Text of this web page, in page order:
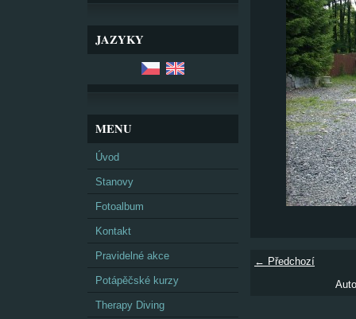
JAZYKY
MENU
Úvod
Stanovy
Fotoalbum
Kontakt
Pravidelné akce
Potápěčské kurzy
Therapy Diving
← Předchozí